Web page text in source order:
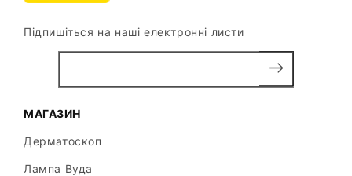
Підпишіться на наші електронні листи
МАГАЗИН
Дерматоскоп
Лампа Вуда